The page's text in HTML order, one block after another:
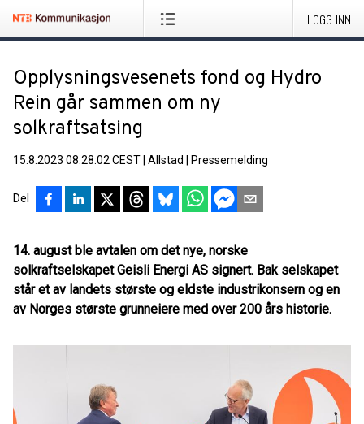
LOGG INN
Opplysningsvesenets fond og Hydro
Rein går sammen om ny
solkraftsatsing
15.8.2023 08:28:02 CEST Allstad Pressemelding
Del
14. august ble avtalen om det nye, norske
solkraftselskapet Geisli Energi AS signert. Bak selskapet
står et av landets største og eldste industrikonsern og en
av Norges største grunneiere med over 200 års historie.